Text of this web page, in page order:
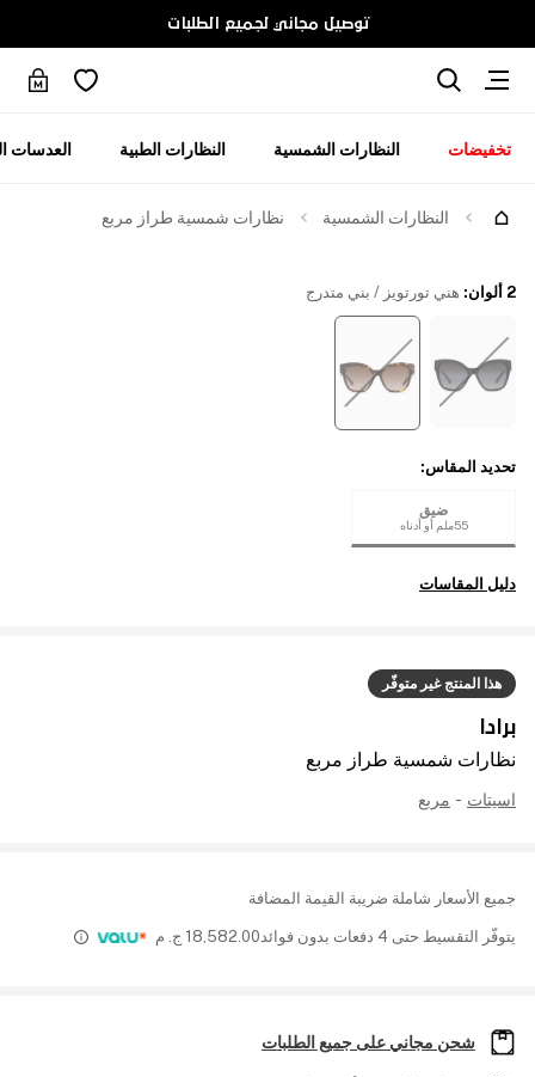
توصيل مجاني لجميع الطلبات
تخفيضات النظارات الشمسية النظارات الطبية العدسات
النظارات الشمسية نظارات شمسية طراز مربع
هذا المنتج غير متوفّر
برادا
نظارات شمسية طراز مربع
اسيتات - مربع
جميع الأسعار شاملة ضريبة القيمة المضافة
يتوفّر التقسيط حتى 4 دفعات بدون فوائد 18,582.00 ج. م
2 ألوان : هني تورتويز / بني متدرج
تحديد المقاس:
ضيق
55ملم أو أدناه
دليل المقاسات
شحن مجاني على جميع الطلبات